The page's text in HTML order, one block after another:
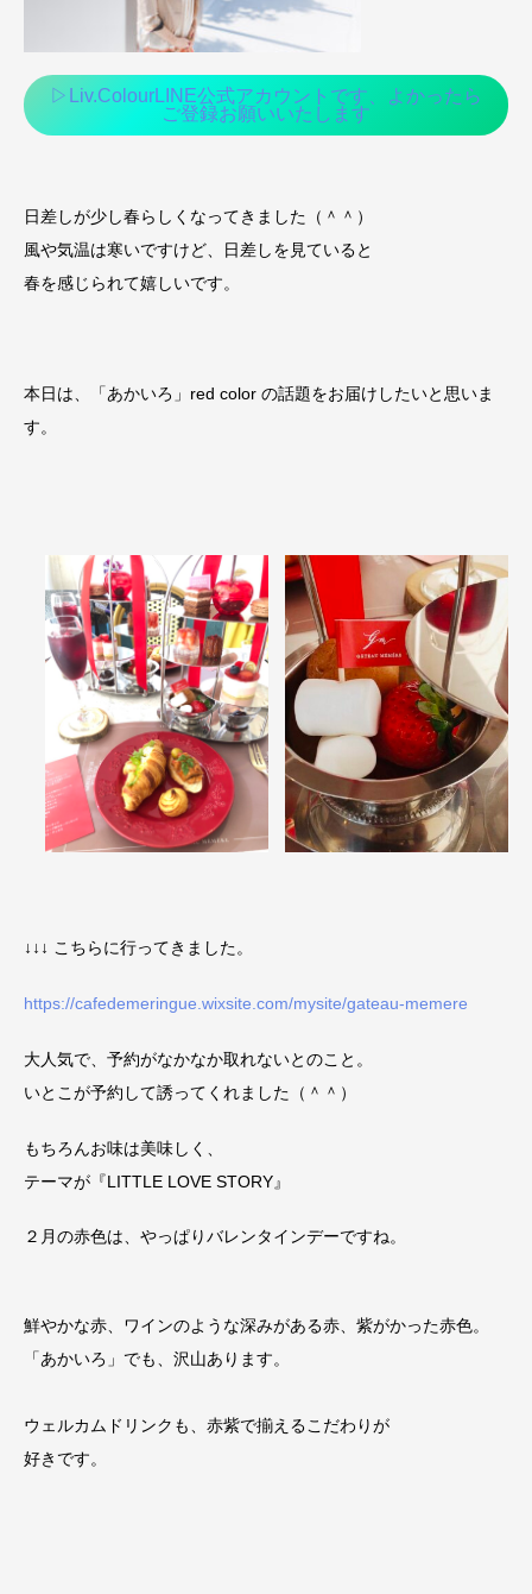
▷Liv.ColourLINE公式アカウントです、よかったら
ご登録お願いいたします
日差しが少し春らしくなってきました（＾＾）
風や気温は寒いですけど、日差しを見ていると
春を感じられて嬉しいです。
本日は、「あかいろ」red color の話題をお届けしたいと思いま
す。
↓↓↓ こちらに行ってきました。
https://cafedemeringue.wixsite.com/mysite/gateau-memere
大人気で、予約がなかなか取れないとのこと。
いとこが予約して誘ってくれました（＾＾）
もちろんお味は美味しく、
テーマが『LITTLE LOVE STORY』
２月の赤色は、やっぱりバレンタインデーですね。
鮮やかな赤、ワインのような深みがある赤、紫がかった赤色。
「あかいろ」でも、沢山あります。
ウェルカムドリンクも、赤紫で揃えるこだわりが
好きです。